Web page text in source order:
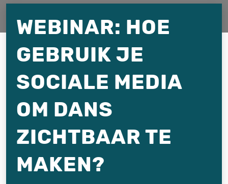
WEBINAR: HOE
GEBRUIK JE
SOCIALE MEDIA
OM DANS
ZICHTBAAR TE
MAKEN?